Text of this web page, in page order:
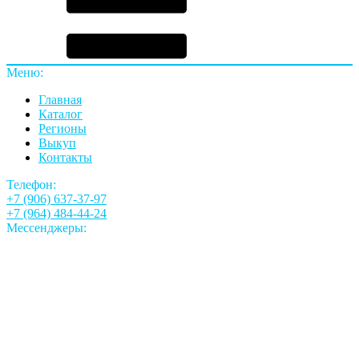
Меню:
Главная
Каталог
Регионы
Выкуп
Контакты
Телефон:
+7 (906) 637-37-97
+7 (964) 484-44-24
Мессенджеры: